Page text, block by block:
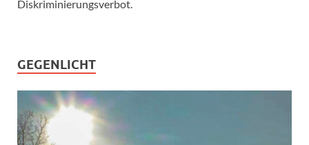
Diskriminierungsverbot.
GEGENLICHT